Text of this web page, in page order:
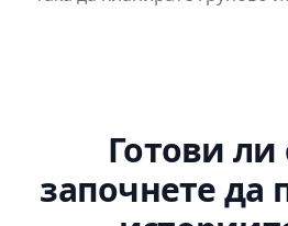
Готови ли
започнете да